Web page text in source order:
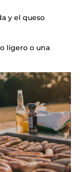
y el queso
ligero o una